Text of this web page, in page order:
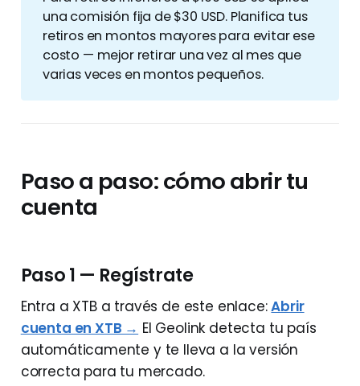
una comisión fija de $30 USD. Planifica tus
retiros en montos mayores para evitar ese
costo — mejor retirar una vez al mes que
varias veces en montos pequeños.
Paso a paso: cómo abrir tu
cuenta
Paso 1 — Regístrate
Entra a XTB a través de este enlace:Abrir
cuenta en XTB → El Geolink detecta tu país
automáticamente y te lleva a la versión
correcta para tu mercado.